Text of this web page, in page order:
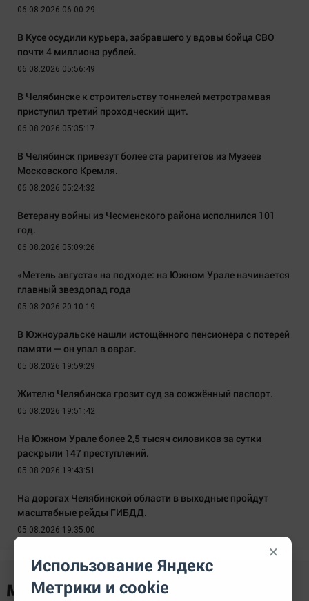
06.08.2026 06:00:29
В Кусе осудили курьера, забравшего у вдовы бойца СВО
почти 4 миллиона рублей.
06.08.2026 05:56:49
В Челябинске к строительству тоннелей метротрамвая
приступил третий проходческий щит.
06.08.2026 05:35:17
В Челябинск привезут более ста раритетов из Музеев
Московского Кремля.
06.08.2026 05:24:32
Ветерану войны из Чесменского района исполнился 101
год.
06.08.2026 05:09:26
«Метель августа» на подходе: на Южном Урале начинается
главный звездопад года
05.08.2026 20:10:19
В Южноуральске нашли истощённого пенсионера с потерей
памяти — он упал в овраг.
05.08.2026 19:59:29
Жителю Челябинска грозит суд за сожжённый паспорт.
05.08.2026 19:51:42
На Южном Урале более 2,5 тысяч силовиков за сутки
раскрыли 147 преступлений.
05.08.2026 19:43:51
На дорогах Челябинской области в выходные пройдут
масштабные рейды ГИБДД.
05.08.2026 19:35:00
×
Использование Яндекс
Метрики и cookie